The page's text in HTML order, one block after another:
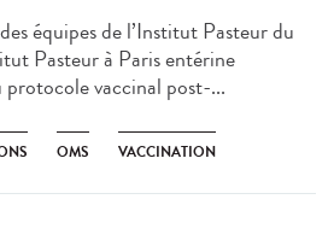
équipes de l’Institut Pasteur du
Pasteur à Paris entérine
protocole vaccinal post-...
OMS VACCINATION